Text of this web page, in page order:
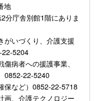
地
分庁舎別館1階にありま
がいづくり、介護支援
22-5204
病者への援護事業、
0852-22-5240
保など）0852-22-5718
画、介護テクノロジー